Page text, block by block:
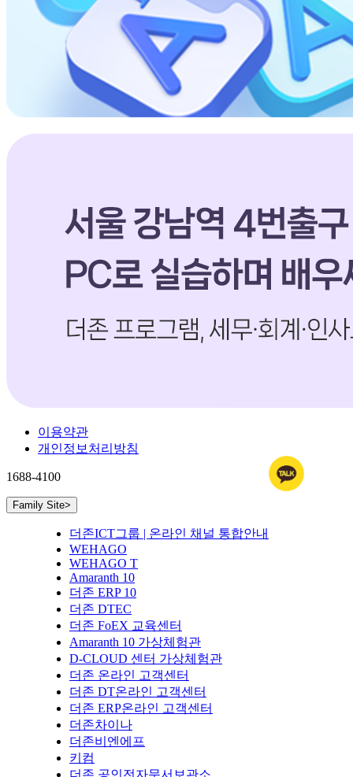
이용약관
개인정보처리방침
1688-4100
Family Site>
더존ICT그룹 | 온라인 채널 통합안내
WEHAGO
WEHAGO T
Amaranth 10
더존 ERP 10
더존 DTEC
더존 FoEX 교육센터
Amaranth 10 가상체험관
D-CLOUD 센터 가상체험관
더존 온라인 고객센터
더존 DT온라인 고객센터
더존 ERP온라인 고객센터
더존차이나
더존비엔에프
키컴
더존 공인전자문서보관소